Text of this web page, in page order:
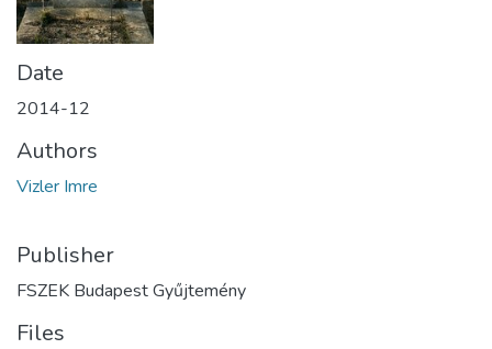
Date
2014-12
Authors
Vizler Imre
Publisher
FSZEK Budapest Gyűjtemény
Files